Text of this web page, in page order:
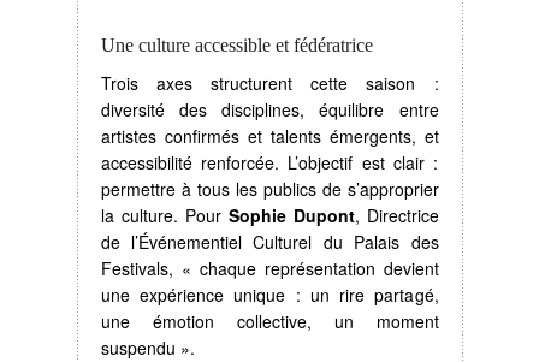
Une culture accessible et fédératrice
Trois axes structurent cette saison :
diversité des disciplines, équilibre entre
artistes confirmés et talents émergents, et
accessibilité renforcée. L’objectif est clair :
permettre à tous les publics de s’approprier
la culture. Pour Sophie Dupont, Directrice
de l’Événementiel Culturel du Palais des
Festivals, « chaque représentation devient
une expérience unique : un rire partagé,
une émotion collective, un moment
suspendu ».